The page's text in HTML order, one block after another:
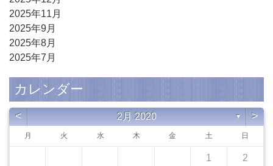
2025年11月
2025年9月
2025年8月
2025年7月
カレンダー
< 2月 2020 ▼ >
月 火 水 木 金 土 日
1 2